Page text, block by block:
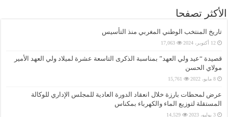
الأكثر تصفحا
تاريخ المنتخب الوطني المغربي منذ التأسيس
12 أكتوبر، 2024 17,063
قصيدة “عيد ولي العهد” بمناسبة الذكرى التاسعة عشرة لميلاد ولي العهد الأمير
مولاي الحسن
8 مايو، 2022 15,761
عرض لمحطات بارزة خلال انعقاد الدورة العادية للمجلس الإداري للوكالة
المستقلة لتوزيع الماء والكهرباء بمكناس
3 يوليو، 2023 14,529